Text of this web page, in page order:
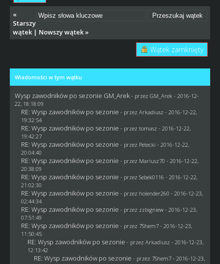
«
Starszy
wątek| Nowszy wątek»
Wątek zamknięty
Wiadomości w tym wątku
Wysp zawodników po sezonie GM_Arek - przez GM_Arek - 2016-12-
22, 18:18:09
RE: Wysp zawodników po sezonie - przez Arkadiusz - 2016-12-22,
19:32:54
RE: Wysp zawodników po sezonie - przez tomasz - 2016-12-22,
19:42:27
RE: Wysp zawodników po sezonie - przez Petecki - 2016-12-22,
20:04:40
RE: Wysp zawodników po sezonie - przez Mariusz70 - 2016-12-22,
20:38:09
RE: Wysp zawodników po sezonie - przez Sebek0116 - 2016-12-22,
21:02:30
RE: Wysp zawodników po sezonie - przez holender260 - 2016-12-23,
02:44:34
RE: Wysp zawodników po sezonie - przez zzbigniew- 2016-12-23,
07:51:49
RE: Wysp zawodników po sezonie - przez 7Shem7- 2016-12-23,
11:50:45
RE: Wysp zawodników po sezonie - przez Arkadiusz - 2016-12-23,
12:13:42
RE: Wysp zawodników po sezonie - przez 7Shem7- 2016-12-23,